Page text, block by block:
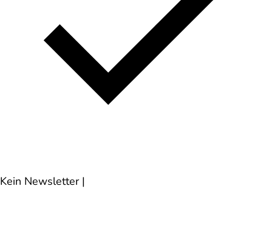
Kein Newsletter |